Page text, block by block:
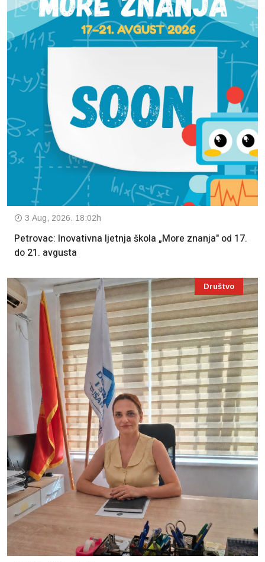
3 Aug, 2026. 18:02h
Petrovac: Inovativna ljetnja škola „More znanja" od 17.
do 21. avgusta
Društvo